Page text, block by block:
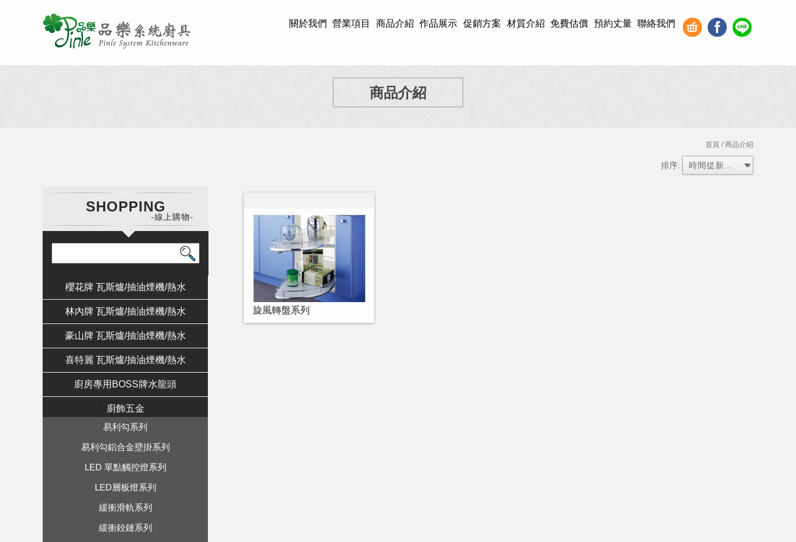
關於我們 營業項目 商品介紹 作品展示 促銷方案 材質介紹 免費估價 預約丈量 聯絡我們
商品介紹
首頁 / 商品介紹
排序:
SHOPPING
-線上購物-
櫻花牌 瓦斯爐/抽油煙機/熱水
林內牌 瓦斯爐/抽油煙機/熱水
豪山牌 瓦斯爐/抽油煙機/熱水
喜特麗 瓦斯爐/抽油煙機/熱水
廚房專用BOSS牌水龍頭
廚飾五金
易利勾系列
易利勾鋁合金壁掛系列
LED 單點觸控燈系列
LED層板燈系列
緩衝滑軌系列
緩衝鉸鏈系列
旋風轉盤系列